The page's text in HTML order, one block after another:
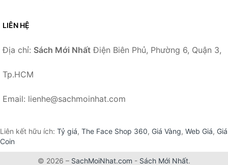
LIÊN HỆ
Địa chỉ: Sách Mới Nhất Điện Biên Phủ, Phường 6, Quận 3,
Tp.HCM
Email: lienhe@sachmoinhat.com
Liên kết hữu ích: Tỷ giá, The Face Shop 360, Giá Vàng, Web Giá, Giá
Coin
© 2026 – SachMoiNhat.com - Sách Mới Nhất.